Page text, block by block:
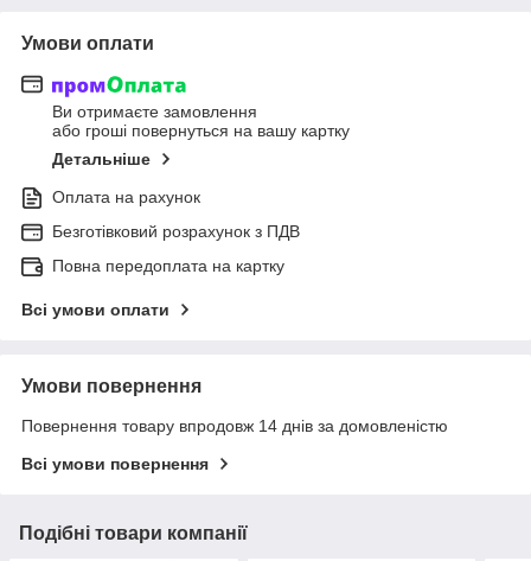
Умови оплати
Ви отримаєте замовлення
або гроші повернуться на вашу картку
Детальніше
Оплата на рахунок
Безготівковий розрахунок з ПДВ
Повна передоплата на картку
Всі умови оплати
Умови повернення
Повернення товару впродовж 14 днів за домовленістю
Всі умови повернення
Подібні товари компанії